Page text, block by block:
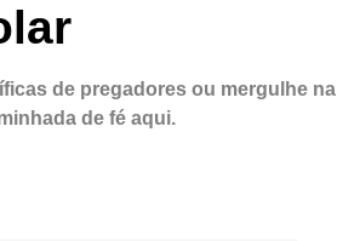
de pregadores ou mergulhe na
de fé aqui.